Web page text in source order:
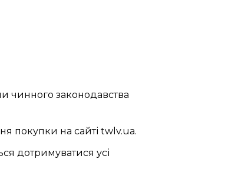
чинного законодавства
покупки на сайті twlv.ua.
дотримуватися усі